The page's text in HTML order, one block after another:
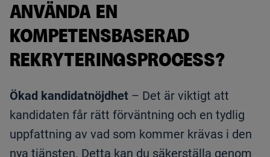
ANVÄNDA EN
KOMPETENSBASERAD
REKRYTERINGSPROCESS?
Ökad kandidatnöjdhet – Det är viktigt att
kandidaten får rätt förväntning och en tydlig
uppfattning av vad som kommer krävas i den
nya tjänsten. Detta kan du säkerställa genom